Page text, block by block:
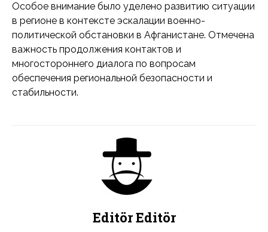
Особое внимание было уделено развитию ситуации
в регионе в контексте эскалации военно-
политической обстановки в Афганистане. Отмечена
важность продолжения контактов и
многостороннего диалога по вопросам
обеспечения региональной безопасности и
стабильности.
Editör Editör